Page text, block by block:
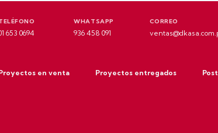
653 0694
WHATSAPP
936 458 091
CORREO
en venta Proyectos entregados